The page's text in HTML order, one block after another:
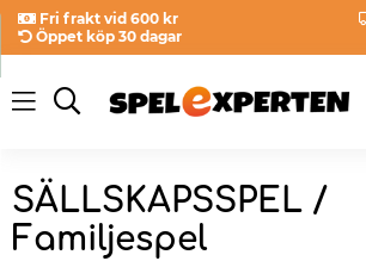
Fri frakt vid 600 kr
Öppet köp 30 dagar
SÄLLSKAPSSPEL /
Familjespel